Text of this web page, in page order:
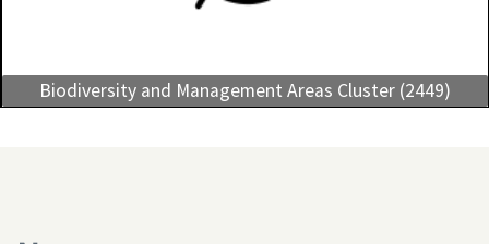
Biodiversity and Management Areas Cluster (2449)